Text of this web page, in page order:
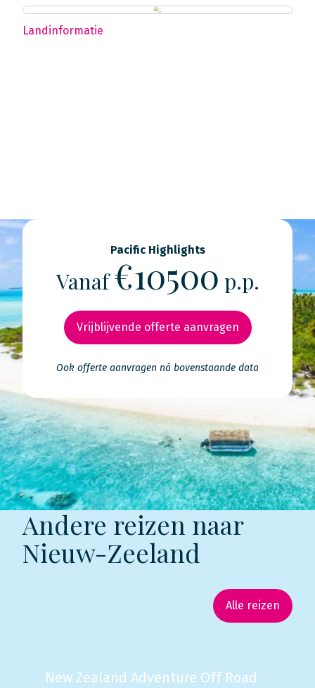
Landinformatie
Pacific Highlights
Vanaf€10500 p.p.
Vrijblijvende offerte aanvragen
Ook offerte aanvragen ná bovenstaande data
Andere reizen naar
Nieuw-Zeeland
Alle reizen
New Zealand Adventure Off Road